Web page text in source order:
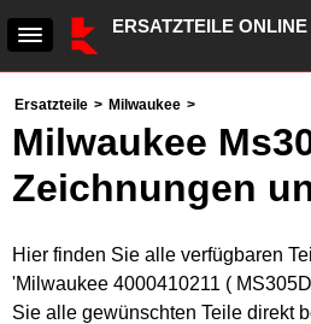
ERSATZTEILE ONLINE
Ersatzteile > Milwaukee >
Milwaukee
Zeichnungen
Hier finden Sie alle verfügbaren
'Milwaukee 4000410211 (
Sie alle gewünschten Teile direkt